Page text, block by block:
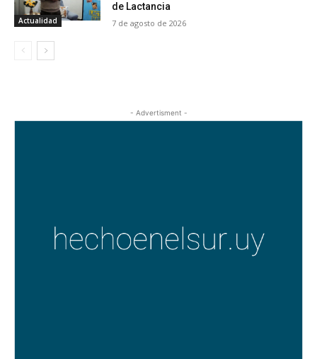
Actualidad
de Lactancia
7 de agosto de 2026
- Advertisment -